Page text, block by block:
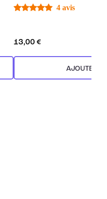
4 avis
13,00 €
AJOUTER